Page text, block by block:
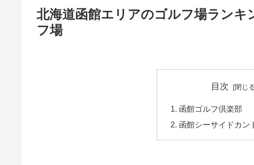
北海道函館エリアのゴルフ場ランキ
フ場
目次
函館ゴルフ倶楽部
函館シーサイドカン